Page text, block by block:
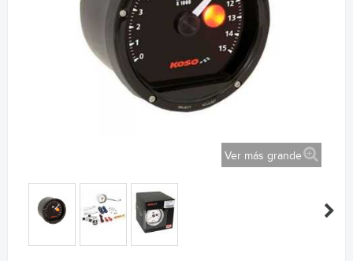
Ver más grande